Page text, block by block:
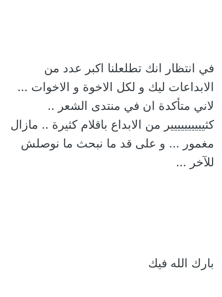
في انتظار انك تطلعلنا اكبر عدد من
الابداعات ليك و لكل الاخوة و الاخوات ...
لاني متأكدة ان في منتدى الشعر ..
كثيييييييييير من الابداع باقلام كثيرة .. مازال
مغمور ... و على قد ما نبحث ما نوصلش
للآخر ...
بارك الله فيك